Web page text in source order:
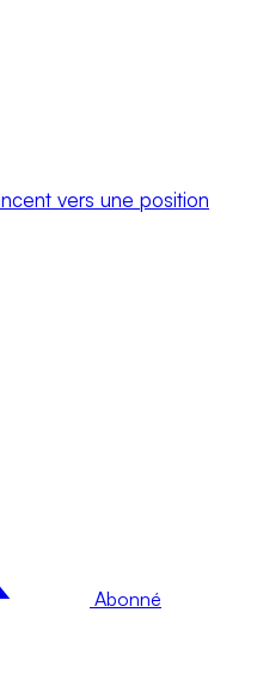
vers une position
Abonné